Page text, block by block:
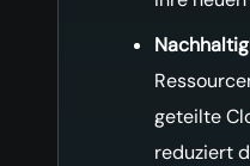
geteilte
reduziert